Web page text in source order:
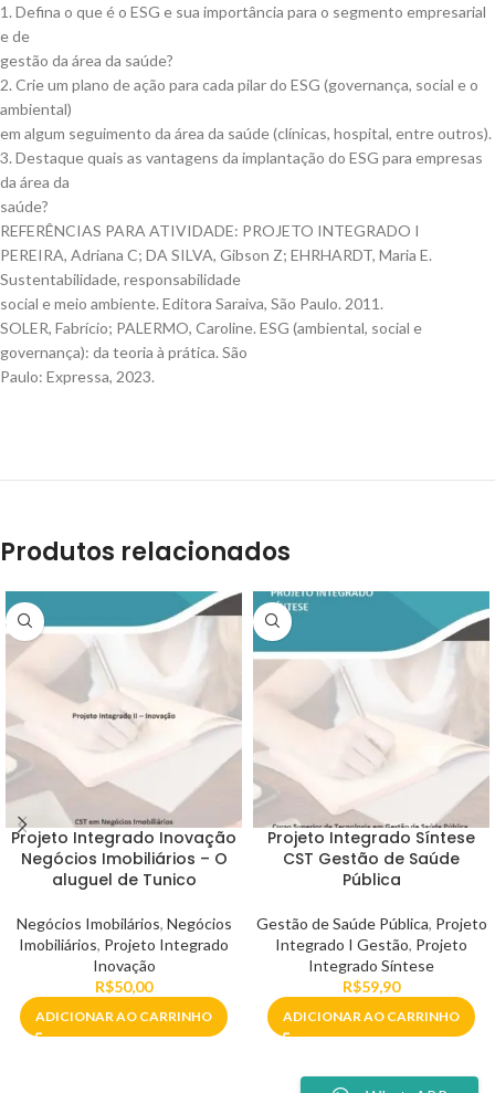
1. Defina o que é o ESG e sua importância para o segmento empresarial
e de
gestão da área da saúde?
2. Crie um plano de ação para cada pilar do ESG (governança, social e o
ambiental)
em algum seguimento da área da saúde (clínicas, hospital, entre outros).
3. Destaque quais as vantagens da implantação do ESG para empresas
da área da
saúde?
REFERÊNCIAS PARA ATIVIDADE: PROJETO INTEGRADO I
PEREIRA, Adriana C; DA SILVA, Gibson Z; EHRHARDT, Maria E.
Sustentabilidade, responsabilidade
social e meio ambiente. Editora Saraiva, São Paulo. 2011.
SOLER, Fabrício; PALERMO, Caroline. ESG (ambiental, social e
governança): da teoria à prática. São
Paulo: Expressa, 2023.
Produtos relacionados
Projeto Integrado Inovação
Negócios Imobiliários – O
aluguel de Tunico
Negócios Imobilários, Negócios
Imobiliários, Projeto Integrado
Inovação
R$50,00
ADICIONAR AO CARRINHO
Projeto Integrado Síntese
CST Gestão de Saúde
Pública
Gestão de Saúde Pública, Projeto
Integrado I Gestão, Projeto
Integrado Síntese
R$59,90
ADICIONAR AO CARRINHO